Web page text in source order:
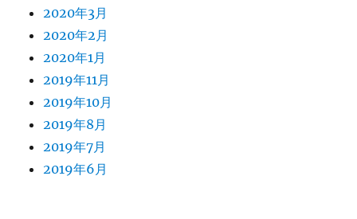
2020年3月
2020年2月
2020年1月
2019年11月
2019年10月
2019年8月
2019年7月
2019年6月